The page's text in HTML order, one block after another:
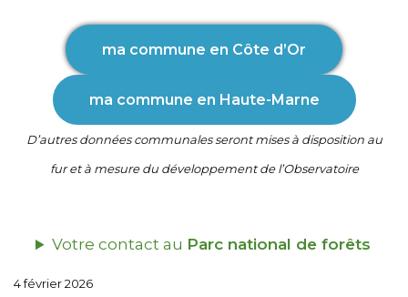
ma commune en Côte d’Or
ma commune en Haute-Marne
D’autres données communales seront mises à disposition au
fur et à mesure du développement de l’Observatoire
Votre contact au Parc national de forêts
4 février 2026